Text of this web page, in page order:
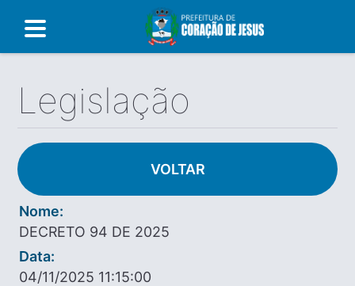
Legislação
VOLTAR
Nome:
DECRETO 94 DE 2025
Data:
04/11/2025 11:15:00